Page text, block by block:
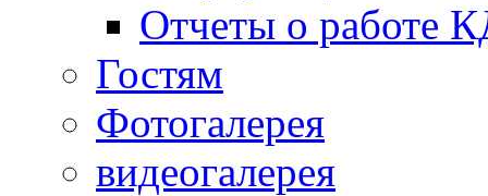
Отчеты о работе
Гостям
Фотогалерея
видеогалерея